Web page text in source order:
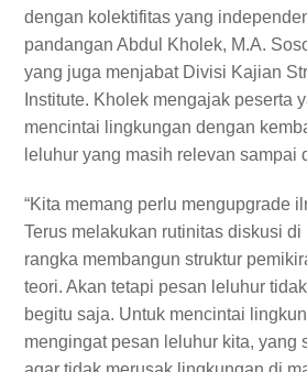
dengan kolektifitas yang
pandangan Abdul Kholek, M.A.
yang juga menjabat Divisi Kajian
Institute. Kholek mengajak peserta
mencintai lingkungan dengan
leluhur yang masih relevan sampai
“Kita memang perlu mengupgrade
Terus melakukan rutinitas diskusi
rangka membangun struktur
teori. Akan tetapi pesan leluhur
begitu saja. Untuk mencintai
mengingat pesan leluhur kita, yang